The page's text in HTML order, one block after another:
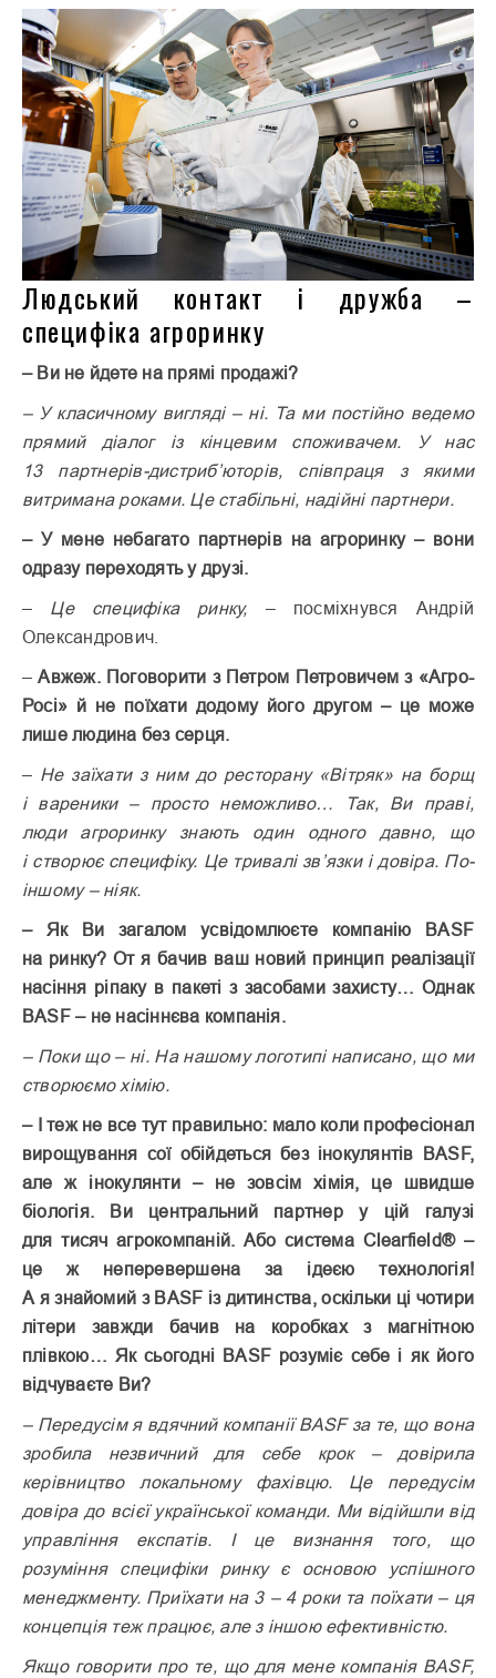
Людський контакт і дружба –
специфіка агроринку
– Ви не йдете на прямі продажі?
– У класичному вигляді – ні. Та ми постійно ведемо
прямий діалог із кінцевим споживачем. У нас
13 партнерів-дистриб’юторів, співпраця з якими
витримана роками. Це стабільні, надійні партнери.
– У мене небагато партнерів на агроринку – вони
одразу переходять у друзі.
– Це специфіка ринку, – посміхнувся Андрій
Олександрович.
–Авжеж. Поговорити з Петром Петровичем з «Агро-
Росі» й не по­їхати додому його другом – це може
лише людина без серця.
– Не заїхати з ним до ресторану «Вітряк» на борщ
і вареники – просто неможливо… Так, Ви праві,
люди агроринку знають один одного давно, що
і створює специфіку. Це тривалі зв’язки і довіра. По-
іншому – ніяк.
– Як Ви загалом усвідомлюєте компанію BASF
на ринку? От я бачив ваш новий принцип реалізації
насіння ріпаку в пакеті з засобами захисту… Однак
BASF – не насіннєва компанія.
– Поки що – ні. На нашому логотипі написано, що ми
створюємо хімію.
– І теж не все тут правильно: мало коли професіонал
вирощування сої обійдеться без інокулянтів BASF,
але ж інокулянти – не зовсім хімія, це швидше
біологія. Ви центральний партнер у цій галузі
для тисяч агрокомпаній. Або система Clearfield® –
це ж неперевершена за ідеєю технологія!
А я знайомий з BASF із дитинства, оскільки ці чотири
літери завжди бачив на коробках з магнітною
плівкою… Як сьогодні BASF розуміє себе і як його
відчуваєте Ви?
– Передусім я вдячний компанії BASF за те, що вона
зробила незвичний для себе крок – довірила
керівництво локальному фахівцю. Це передусім
довіра до всієї української команди. Ми відійшли від
управління експатів. І це визнання того, що
розуміння специфіки ринку є основою успішного
менеджменту. Приїхати на 3 – 4 роки та поїхати – ця
концепція теж працює, але з іншою ефективністю.
Якщо говорити про те, що для мене компанія BASF,